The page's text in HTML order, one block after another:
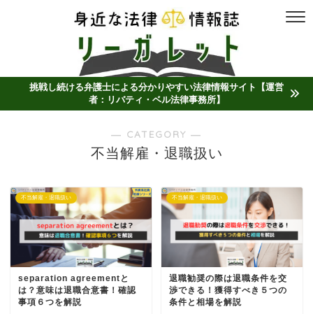
挑戦し続ける弁護士による分かりやすい法律情報サイト【運営
者：リバティ・ベル法律事務所】
― CATEGORY ―
不当解雇・退職扱い
不当解雇・退職扱い
separation agreementと
は？意味は退職合意書！確認
事項６つを解説
不当解雇・退職扱い
退職勧奨の際は退職条件を交
渉できる！獲得すべき５つの
条件と相場を解説